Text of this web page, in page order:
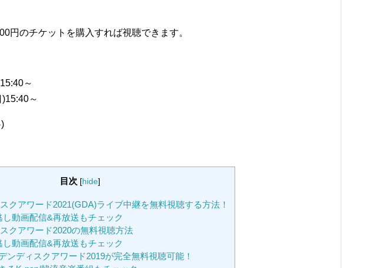
円のチケットを購入すれば視聴できます。
～
～
目次 [hide]
クアワード2021(GDA)ライブ中継を無料視聴する方法！
動画配信&再放送もチェック
クアワード2020の無料視聴方法
動画配信&再放送もチェック
ンディスクアワード2019が完全無料視聴可能！